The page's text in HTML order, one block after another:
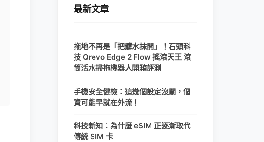
最新文章
拖地不再是「把髒水抹開」！石頭科
技 Qrevo Edge 2 Flow 搖滾天王 滾
筒活水掃拖機器人開箱評測
手機安全健檢：這幾個設定沒關，個
資可能早就在外流！
科技新知：為什麼 eSIM 正逐漸取代
傳統 SIM 卡